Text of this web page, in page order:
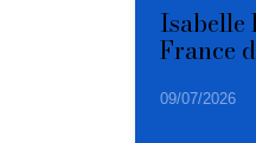
Isabelle
France
09/07/2026